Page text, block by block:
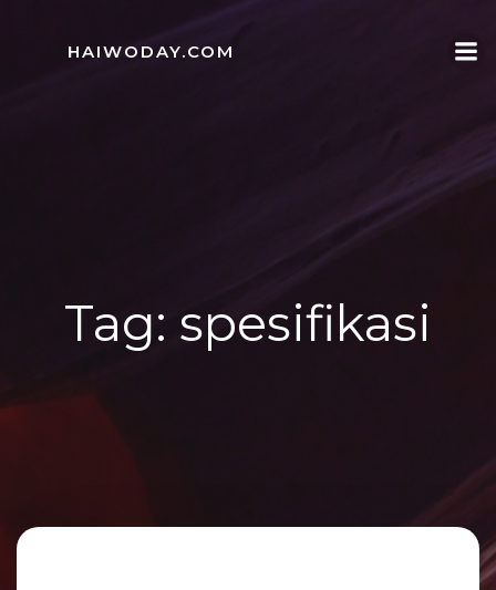
HAIWODAY.COM
Tag: spesifikasi